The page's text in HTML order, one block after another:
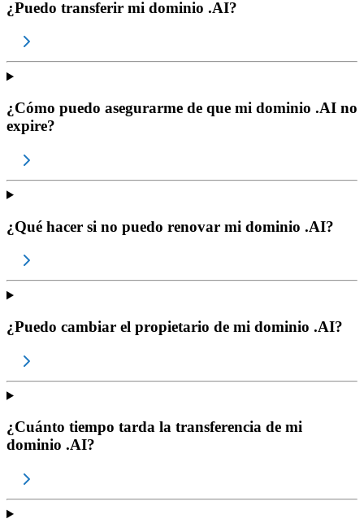
¿Puedo transferir mi dominio .AI?
¿Cómo puedo asegurarme de que mi dominio .AI no
expire?
¿Qué hacer si no puedo renovar mi dominio .AI?
¿Puedo cambiar el propietario de mi dominio .AI?
¿Cuánto tiempo tarda la transferencia de mi
dominio .AI?